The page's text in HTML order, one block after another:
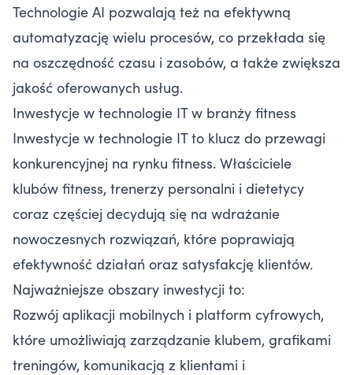
Technologie AI pozwalają też na efektywną
automatyzację wielu procesów, co przekłada się
na oszczędność czasu i zasobów, a także zwiększa
jakość oferowanych usług.
Inwestycje w technologie IT w branży fitness
Inwestycje w technologie IT to klucz do przewagi
konkurencyjnej na rynku fitness. Właściciele
klubów fitness, trenerzy personalni i dietetycy
coraz częściej decydują się na wdrażanie
nowoczesnych rozwiązań, które poprawiają
efektywność działań oraz satysfakcję klientów.
Najważniejsze obszary inwestycji to:
Rozwój aplikacji mobilnych i platform cyfrowych,
które umożliwiają zarządzanie klubem, grafikami
treningów, komunikacją z klientami i